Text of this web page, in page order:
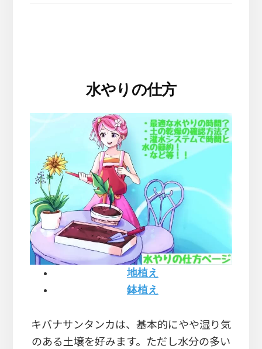
水やりの仕方
地植え
鉢植え
キバナサンタンカは、基本的にやや湿り気
のある土壌を好みます。ただし水分の多い